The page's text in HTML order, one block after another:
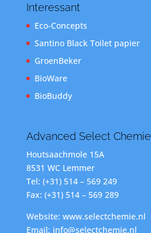
Interessant
Eco-Concepts
Santino Black Toilet papier
GroenBeker
BioWare
BioBuddy
Advanced Select Chemie
Houtsaachmole 15A
8531 WC Lemmer
Tel: (+31) 514 – 569 249
Fax: (+31) 514 – 569 289
Website: www.selectchemie.nl
Email: info@selectchemie.nl